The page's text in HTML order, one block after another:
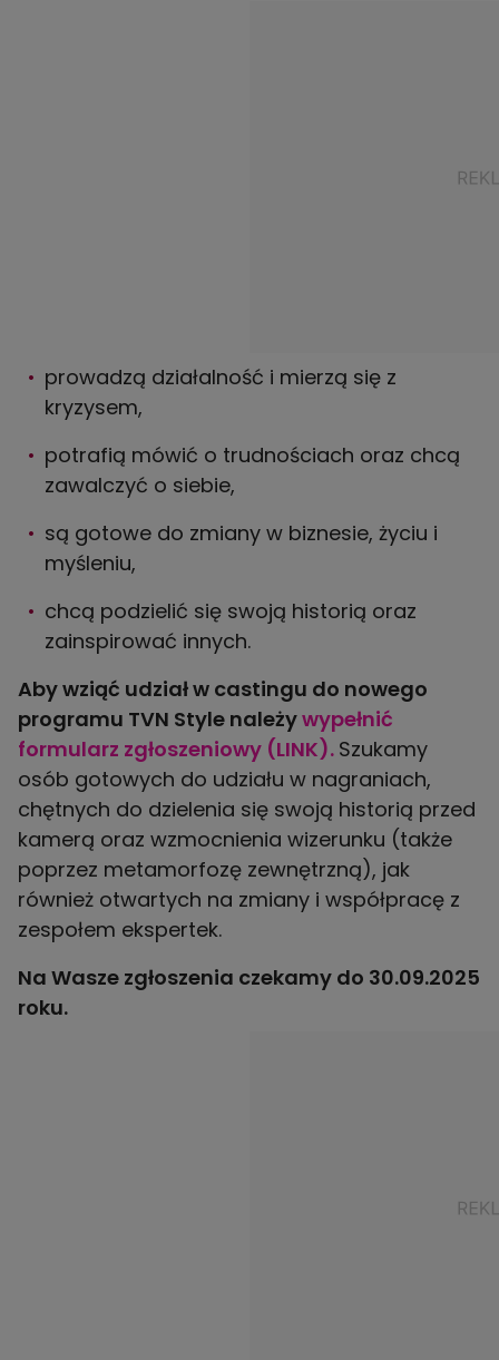
prowadzą działalność i mierzą się z
kryzysem,
potrafią mówić o trudnościach oraz chcą
zawalczyć o siebie,
są gotowe do zmiany w biznesie, życiu i
myśleniu,
chcą podzielić się swoją historią oraz
zainspirować innych.
Aby wziąć udział w castingu do nowego
programu TVN Style należywypełnić
formularz zgłoszeniowy (LINK). Szukamy
osób gotowych do udziału w nagraniach,
chętnych do dzielenia się swoją historią przed
kamerą oraz wzmocnienia wizerunku (także
poprzez metamorfozę zewnętrzną), jak
również otwartych na zmiany i współpracę z
zespołem ekspertek.
Na Wasze zgłoszenia czekamy do 30.09.2025
roku.